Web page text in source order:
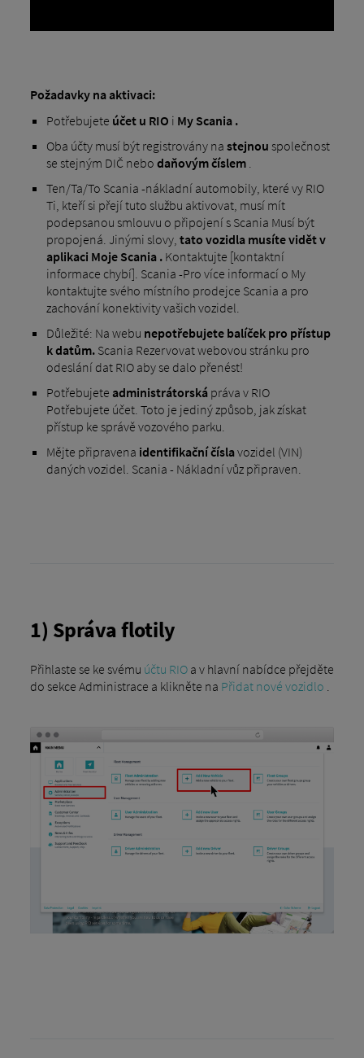
Požadavky na aktivaci:
Potřebujete účet u RIO i My Scania .
Oba účty musí být registrovány na stejnou společnost
se stejným DIČ nebo daňovým číslem.
Ten/Ta/To Scania -nákladní automobily, které vy RIO
Ti, kteří si přejí tuto službu aktivovat, musí mít
podepsanou smlouvu o připojení s Scania Musí být
propojená. Jinými slovy, tato vozidla musíte vidět v
aplikaci Moje Scania .Kontaktujte [kontaktní
informace chybí]. Scania -Pro více informací o My
kontaktujte svého místního prodejce Scania a pro
zachování konektivity vašich vozidel.
Důležité: Na webu nepotřebujete balíček pro přístup
k datům.Scania Rezervovat webovou stránku pro
odeslání dat RIO aby se dalo přenést!
Potřebujete administrátorskápráva v RIO
Potřebujete účet. Toto je jediný způsob, jak získat
přístup ke správě vozového parku.
Mějte připravena identifikační číslavozidel (VIN)
daných vozidel. Scania - Nákladní vůz připraven.
1) Správa flotily
Přihlaste se ke svému účtu RIOa v hlavní nabídce přejděte
do sekce Administrace a klikněte na Přidat nové vozidlo